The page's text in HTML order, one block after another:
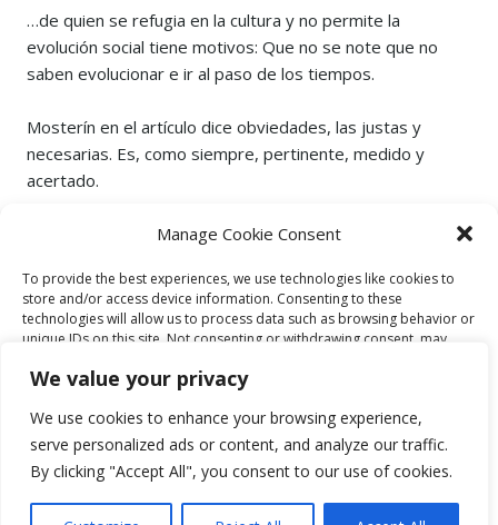
We value your privacy
We use cookies to enhance your browsing experience,
serve personalized ads or content, and analyze our traffic.
By clicking "Accept All", you consent to our use of cookies.
Manage Cookie Consent
To provide the best experiences, we use technologies like cookies to
store and/or access device information. Consenting to these
technologies will allow us to process data such as browsing behavior or
unique IDs on this site. Not consenting or withdrawing consent, may
ACCEPT
DENY
…de quien se refugia en la cultura y no permite la
evolución social tiene motivos: Que no se note que no
saben evolucionar e ir al paso de los tiempos.
Mosterín en el artículo dice obviedades, las justas y
necesarias. Es, como siempre, pertinente, medido y
acertado.
POSTED
ON
28 DE OCTUBRE DE 2016
AUTHOR
VISI VIDAL GILSANZ
CATEGORIES
EL CLUB DE LA CULTURA
ANALFABETISMO CLASE JUDICIAL
TOROS
9 COMMENTS